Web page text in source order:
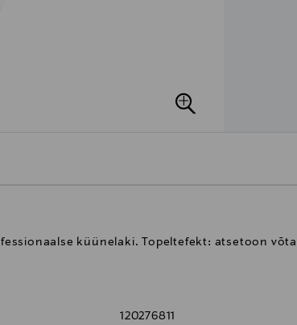
küünelaki. Topeltefekt: atsetoon
120276811